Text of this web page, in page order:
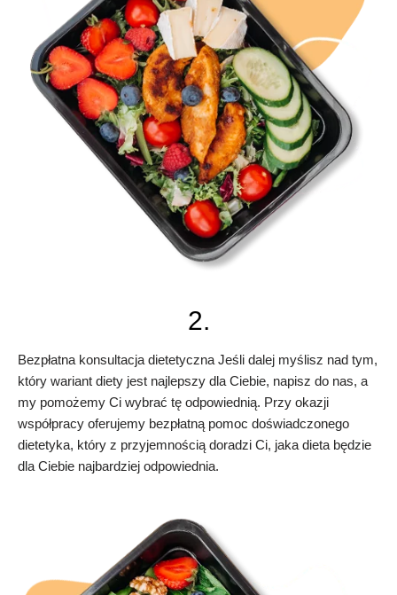
2.
Bezpłatna konsultacja dietetyczna Jeśli dalej myślisz nad tym,
który wariant diety jest najlepszy dla Ciebie, napisz do nas, a
my pomożemy Ci wybrać tę odpowiednią. Przy okazji
współpracy oferujemy bezpłatną pomoc doświadczonego
dietetyka, który z przyjemnością doradzi Ci, jaka dieta będzie
dla Ciebie najbardziej odpowiednia.